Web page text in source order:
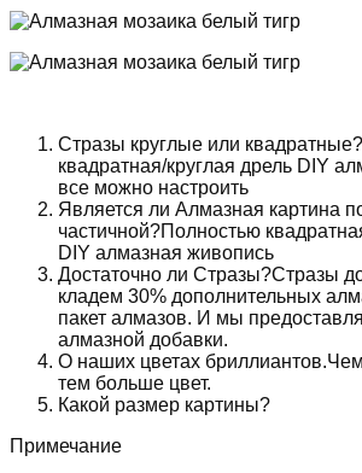
Стразы круглые или
квадратная/круглая дрель DIY
все можно настроить
Является ли Алмазная картина
частичной?Полностью
DIY алмазная живопись
Достаточно ли Стразы?Стразы
кладем 30% дополнительных
пакет алмазов. И мы
алмазной добавки.
О наших цветах
тем больше цвет.
Какой размер картины?
Примечание